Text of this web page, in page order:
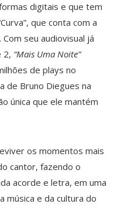
digitais e que tem
que conta com a
seu audiovisual já
2, “Mais Uma Noite”
de plays no
de Bruno Diegues na
única que ele mantém
os momentos mais
cantor, fazendo o
acorde e letra, em uma
música e da cultura do